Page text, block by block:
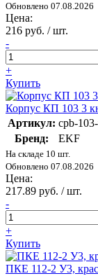
Обновлено 07.08.2026
Цена:
216 руб. / шт.
-
+
Купить
Корпус КП 103 3
Артикул: cpb-
Бренд:
EKF
На складе 10 шт.
Обновлено 07.08.2026
Цена:
217.89 руб. / шт.
-
+
Купить
ПКЕ 112-2 У3,